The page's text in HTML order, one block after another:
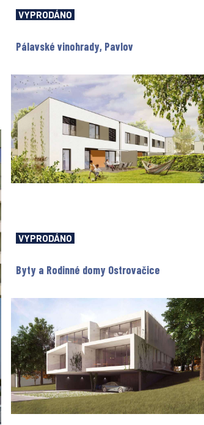
VYPRODÁNO
Pálavské vinohrady, Pavlov
VYPRODÁNO
Byty a Rodinné domy Ostrovačice